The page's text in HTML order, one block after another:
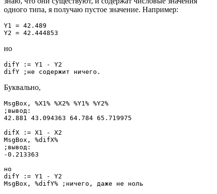
одного типа, я получаю пустое значение. Например:
Y1 = 42.489
Y2 = 42.444853
но
difY := Y1 - Y2
difY ;не содержит ничего.
Буквально,
MsgBox, %X1% %X2% %Y1% %Y2%
;вывод:
42.881 43.094363 64.784 65.719975
difX := X1 - X2
MsgBox, %difX%
;вывод:
-0.213363
но
difY := Y1 - Y2
MsgBox, %difY% ;ничего, даже не ноль